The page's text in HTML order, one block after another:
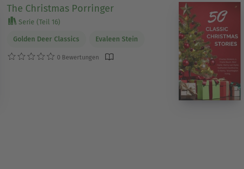
The Christmas Porringer
Serie (Teil 16)
Golden Deer Classics Evaleen Stein
0 Bewertungen